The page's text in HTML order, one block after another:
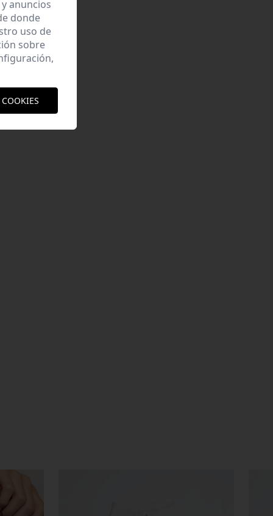
anuncios
donde
uso de
sobre